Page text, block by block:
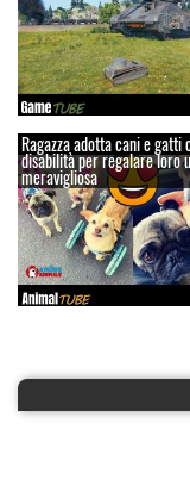
Ragazza adotta cani e gatti
disabilità per regalare loro
meravigliosa